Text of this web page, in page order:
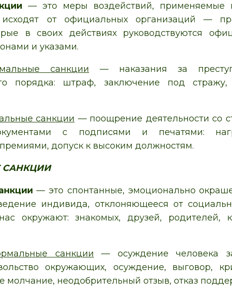
— это меры воздействий, применяемые
от официальных организаций —
в своих действиях руководствуются
и указами.
санкции — наказания за
порядка: штраф, заключение под
санкции — поощрение деятельности со
с подписями и печатями:
допуск к высоким должностям.
— это спонтанные, эмоционально
индивида, отклоняющееся от
окружают: знакомых, друзей, родителей,
санкции — осуждение человека
окружающих, осуждение, выговор,
молчание, неодобрительный отзыв, отказ